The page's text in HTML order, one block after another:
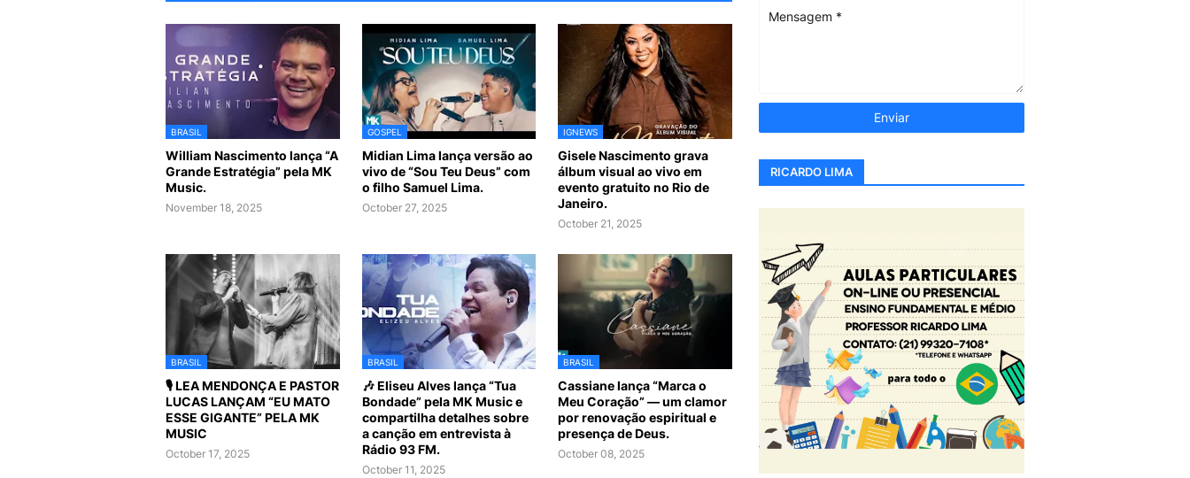
BRASIL
William Nascimento lança “A
Grande Estratégia” pela MK
Music.
November 18, 2025
GOSPEL
Midian Lima lança versão ao
vivo de “Sou Teu Deus” com
o filho Samuel Lima.
October 27, 2025
IGNEWS
Gisele Nascimento grava
álbum visual ao vivo em
evento gratuito no Rio de
Janeiro.
October 21, 2025
BRASIL
🎙️ LEA MENDONÇA E PASTOR
LUCAS LANÇAM “EU MATO
ESSE GIGANTE” PELA MK
MUSIC
October 17, 2025
BRASIL
🎶 Eliseu Alves lança “Tua
Bondade” pela MK Music e
compartilha detalhes sobre
a canção em entrevista à
Rádio 93 FM.
October 11, 2025
BRASIL
Cassiane lança “Marca o
Meu Coração” — um clamor
por renovação espiritual e
presença de Deus.
October 08, 2025
RICARDO LIMA